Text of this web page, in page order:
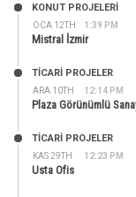
OCA 12TH 1:39 PM
KONUT PROJELERI
Mistral İzmir
ARA 10TH 12:14 PM
TİCARİ PROJELER
Plaza Görünümlü
KAS 29TH 12:23 PM
TİCARİ PROJELER
Usta Ofis